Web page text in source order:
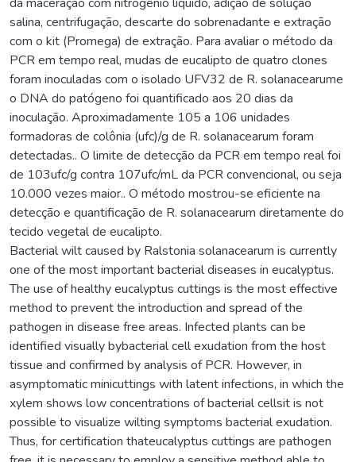
salina, centrifugação, descarte do sobrenadante e extração
com o kit (Promega) de extração. Para avaliar o método da
PCR em tempo real, mudas de eucalipto de quatro clones
foram inoculadas com o isolado UFV32 de R. solanacearume
o DNA do patógeno foi quantificado aos 20 dias da
inoculação. Aproximadamente 105 a 106 unidades
formadoras de colônia (ufc)/g de R. solanacearum foram
detectadas.. O limite de detecção da PCR em tempo real foi
de 103ufc/g contra 107ufc/mL da PCR convencional, ou seja
10.000 vezes maior.. O método mostrou-se eficiente na
detecção e quantificação de R. solanacearum diretamente do
tecido vegetal de eucalipto.
Bacterial wilt caused by Ralstonia solanacearum is currently
one of the most important bacterial diseases in eucalyptus.
The use of healthy eucalyptus cuttings is the most effective
method to prevent the introduction and spread of the
pathogen in disease free areas. Infected plants can be
identified visually bybacterial cell exudation from the host
tissue and confirmed by analysis of PCR. However, in
asymptomatic minicuttings with latent infections, in which the
xylem shows low concentrations of bacterial cellsit is not
possible to visualize wilting symptoms bacterial exudation.
Thus, for certification thateucalyptus cuttings are pathogen